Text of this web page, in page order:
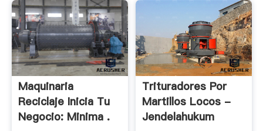
Maquinaria
Reciclaje Inicia Tu
Negocio: Minima .
Trituradores Por
Martillos Locos -
Jendelahukum